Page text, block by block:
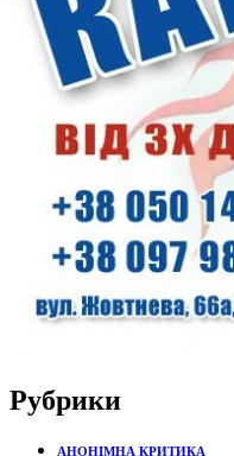
Рубрики
АНОНІМНА КРИТИКА